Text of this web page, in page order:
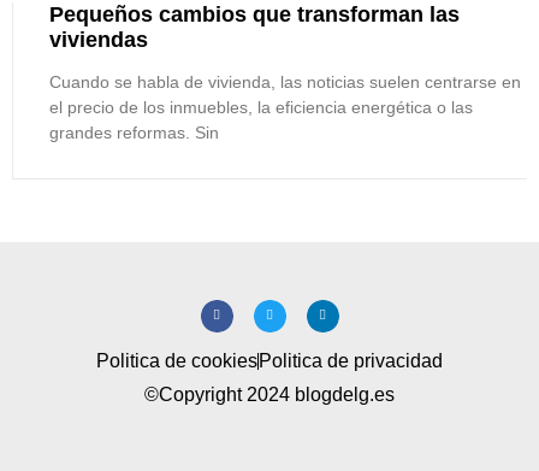
Pequeños cambios que transforman las
viviendas
Cuando se habla de vivienda, las noticias suelen centrarse en
el precio de los inmuebles, la eficiencia energética o las
grandes reformas. Sin
Politica de cookiesPolitica de privacidad
©Copyright 2024 blogdelg.es